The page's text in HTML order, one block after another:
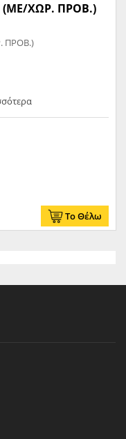
(ΜΕ/ΧΩΡ. ΠΡΟΒ.)
ΠΡΟΒ.)
Το Θέλω